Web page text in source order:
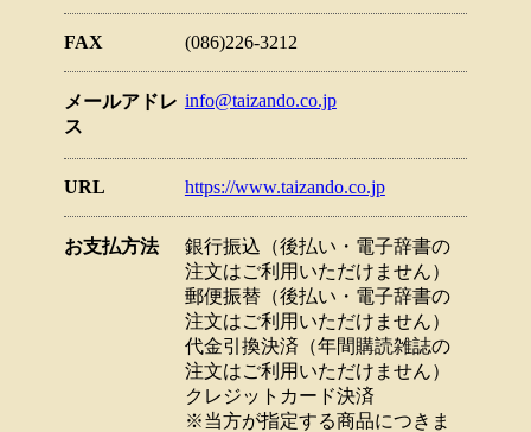
FAX (086)226-3212
メールアドレ
ス
info@taizando.co.jp
URL https://www.taizando.co.jp
お支払方法
銀行振込（後払い・電子辞書の
注文はご利用いただけません）
郵便振替（後払い・電子辞書の
注文はご利用いただけません）
代金引換決済（年間購読雑誌の
注文はご利用いただけません）
クレジットカード決済
※当方が指定する商品につきま